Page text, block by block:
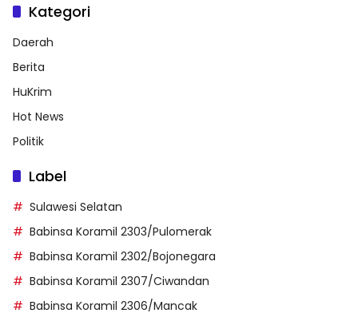
Kategori
Daerah
Berita
HuKrim
Hot News
Politik
Label
Sulawesi Selatan
Babinsa Koramil 2303/Pulomerak
Babinsa Koramil 2302/Bojonegara
Babinsa Koramil 2307/Ciwandan
Babinsa Koramil 2306/Mancak